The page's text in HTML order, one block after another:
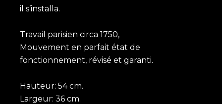
il s’installa.
Travail parisien circa 1750,
Mouvement en parfait état de
fonctionnement, révisé et garanti.
Hauteur: 54 cm.
Largeur: 36 cm.